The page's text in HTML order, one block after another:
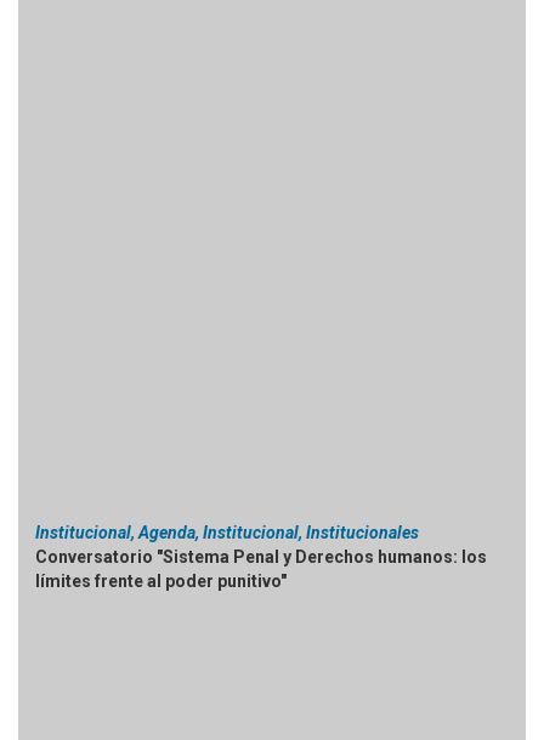
Institucional, Agenda, Institucional, Institucionales
Conversatorio "Sistema Penal y Derechos humanos: los
límites frente al poder punitivo"